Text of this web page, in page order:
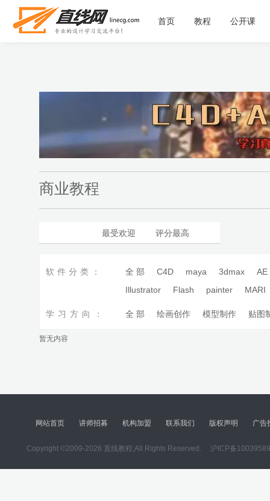
首页 教程 公开课
商业教程
最受欢迎 评分最高
软件分类： 全 部 C4D maya 3dmax
AE
Illustrator
Flash painter MARI
学习方向： 全 部 绘画创作 模型制作 贴图
暂无内容
网站首页 讲师招募 机构加盟 联系我们 版权声明 广告
Copyright ©2009-2026 直线教程,All Rights Reserved. 沪ICP备